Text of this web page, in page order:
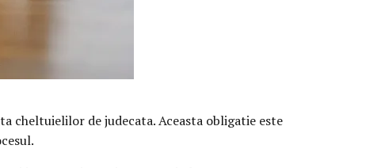
cheltuielilor de judecata. Aceasta obligatie este